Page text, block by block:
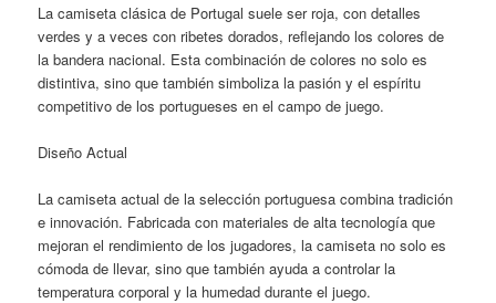
La camiseta clásica de Portugal suele ser roja, con detalles
verdes y a veces con ribetes dorados, reflejando los colores de
la bandera nacional. Esta combinación de colores no solo es
distintiva, sino que también simboliza la pasión y el espíritu
competitivo de los portugueses en el campo de juego.
Diseño Actual
La camiseta actual de la selección portuguesa combina tradición
e innovación. Fabricada con materiales de alta tecnología que
mejoran el rendimiento de los jugadores, la camiseta no solo es
cómoda de llevar, sino que también ayuda a controlar la
temperatura corporal y la humedad durante el juego.